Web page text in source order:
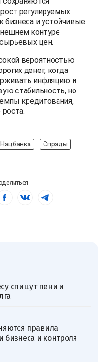
регулируемых
бизнеса и устойчивые
контуре
цен.
вероятностью
денег, когда
инфляцию и
стабильность, но
кредитования,
Спрэды
спишут пени и
правила
бизнеса и контроля